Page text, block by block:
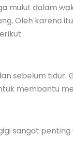
mulut dalam
Oleh karena
sebelum tidur.
membantu
sangat